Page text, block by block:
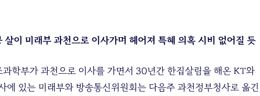
이 미래부 과천으로 이사가며 헤어져 특혜 의혹 시비 없어질 듯
학부가 과천으로 이사를 가면서 30년간 한집살림을 해온 KT와
에 있는 미래부와 방송통신위원회는 다음주 과천정부청사로 옮긴